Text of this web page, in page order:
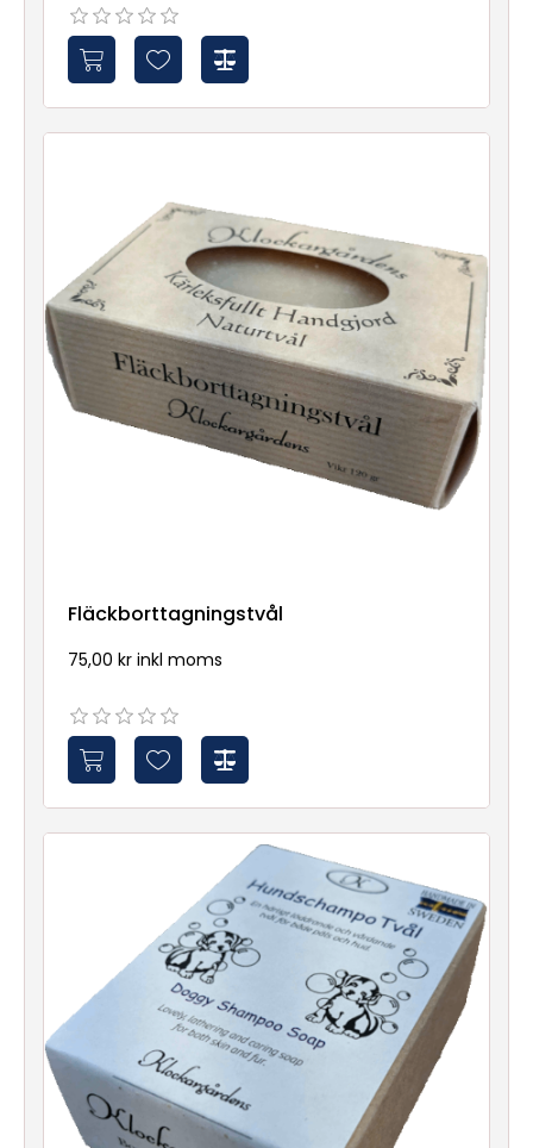
Fläckborttagningstvål
75,00 kr inkl moms